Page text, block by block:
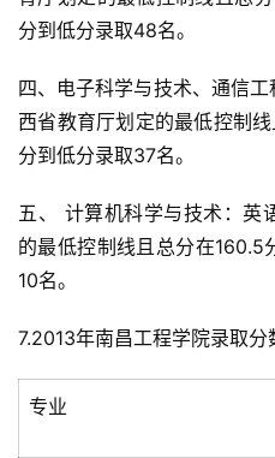
分到低分录取48名。
四、电子科学与技术、通信
西省教育厅划定的最低控制
分到低分录取37名。
五、 计算机科学与技术：英
的最低控制线且总分在160.5
10名。
7.2013年南昌工程学院录取分
专业